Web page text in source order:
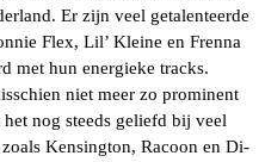
Er zijn veel getalenteerde
Flex, Lil’ Kleine en Frenna
met hun energieke tracks.
niet meer zo prominent
nog steeds geliefd bij veel
Kensington, Racoon en Di-